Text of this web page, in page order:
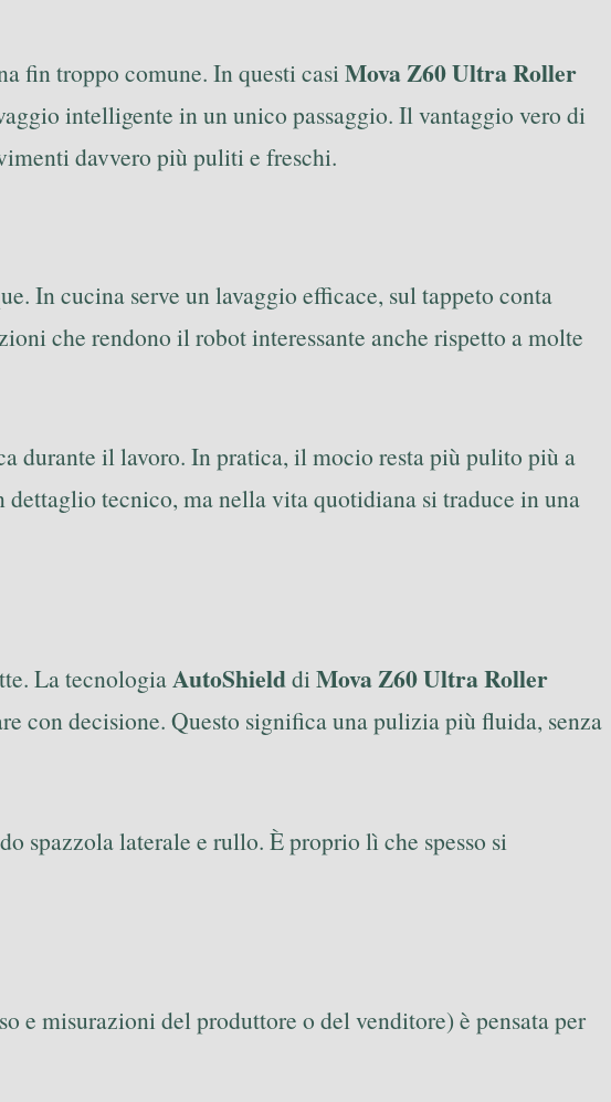
fin troppo comune. In questi casiMova Z60 Ultra Roller
intelligente in un unico passaggio. Il vantaggio vero di
davvero più puliti e freschi.
In cucina serve un lavaggio efficace, sul tappeto conta
che rendono il robot interessante anche rispetto a molte
durante il lavoro. In pratica, il mocio resta più pulito più a
tecnico, ma nella vita quotidiana si traduce in una
La tecnologiaAutoShielddiMova Z60 Ultra Roller
con decisione. Questo significa una pulizia più fluida, senza
spazzola laterale e rullo. È proprio lì che spesso si
e misurazioni del produttore o del venditore) è pensata per